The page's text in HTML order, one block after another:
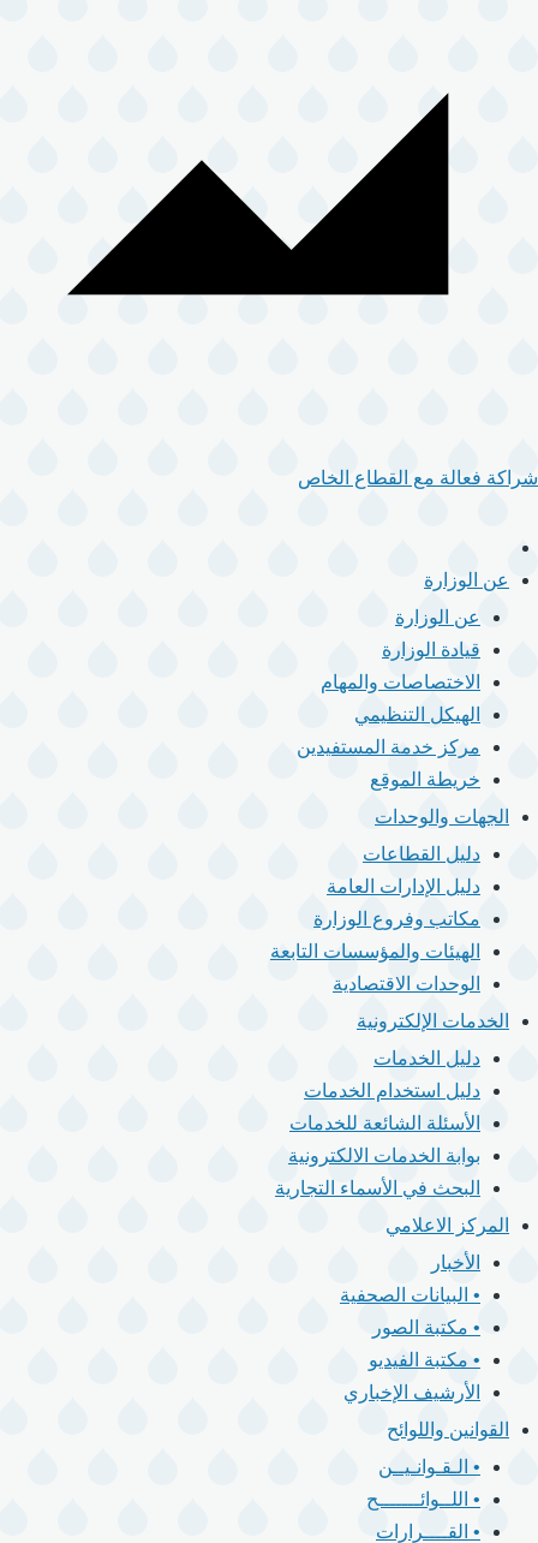
شراكة فعالة مع القطاع الخاص
القائمة
الرئيسية
عن الوزارة
عن الوزارة
قيادة الوزارة
الاختصاصات والمهام
الهيكل التنظيمي
مركز خدمة المستفيدين
خريطة الموقع
الجهات والوحدات
دليل القطاعات
دليل الإدارات العامة
مكاتب وفروع الوزارة
الهيئات والمؤسسات التابعة
الوحدات الاقتصادية
الخدمات الإلكترونية
دليل الخدمات
دليل استخدام الخدمات
الأسئلة الشائعة للخدمات
بوابة الخدمات الالكترونية
البحث في الأسماء التجارية
المركز الاعلامي
الأخبار
• البيانات الصحفية
• مكتبة الصور
• مكتبة الفيديو
الأرشيف الإخباري
القوانين واللوائح
• الـقـوانـيــن
• اللــوائـــــــح
• القــــرارات